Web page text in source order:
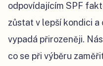
odpovídajícím SPF
zůstat v lepší kondici
vypadá přirozeněji.
co se při výběru